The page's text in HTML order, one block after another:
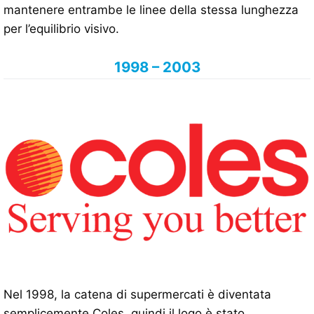
mantenere entrambe le linee della stessa lunghezza
per l’equilibrio visivo.
1998 – 2003
Nel 1998, la catena di supermercati è diventata